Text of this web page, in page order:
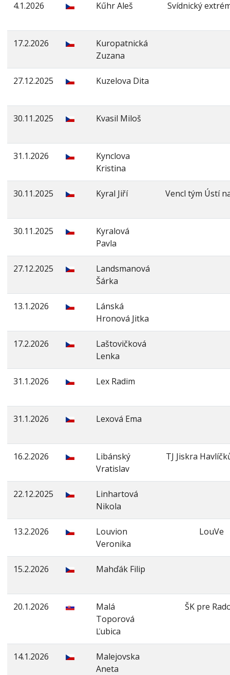
4.1.2026 Kűhr Aleš Svídnický
17.2.2026
Kuropatnická
Zuzana
27.12.2025 Kuzelova Dita
30.11.2025 Kvasil Miloš
31.1.2026
Kynclova
Kristina
30.11.2025 Kyral Jiří Vencl tým Ústí
30.11.2025
Kyralová
Pavla
27.12.2025
Landsmanová
Šárka
13.1.2026
Lánská
Hronová Jitka
17.2.2026
Laštovičková
Lenka
31.1.2026 Lex Radim
31.1.2026 Lexová Ema
16.2.2026
Libánský
Vratislav
TJ Jiskra
22.12.2025
Linhartová
Nikola
13.2.2026
Louvion
Veronika
LouVe
15.2.2026 Mahďák Filip
20.1.2026
Malá
Toporová
Ľubica
ŠK pre
14.1.2026
Malejovska
Aneta